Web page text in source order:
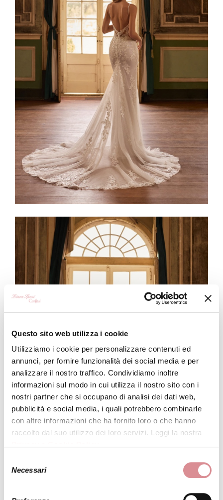
Questo sito web utilizza i cookie
Utilizziamo i cookie per personalizzare contenuti ed
annunci, per fornire funzionalità dei social media e per
analizzare il nostro traffico. Condividiamo inoltre
informazioni sul modo in cui utilizza il nostro sito con i
nostri partner che si occupano di analisi dei dati web,
pubblicità e social media, i quali potrebbero combinarle
con altre informazioni che ha fornito loro o che hanno
raccolto dal suo utilizzo dei loro servizi. Leggi la nostra
delNecessari